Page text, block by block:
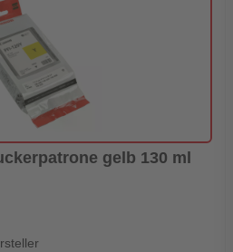
gelb 130 ml